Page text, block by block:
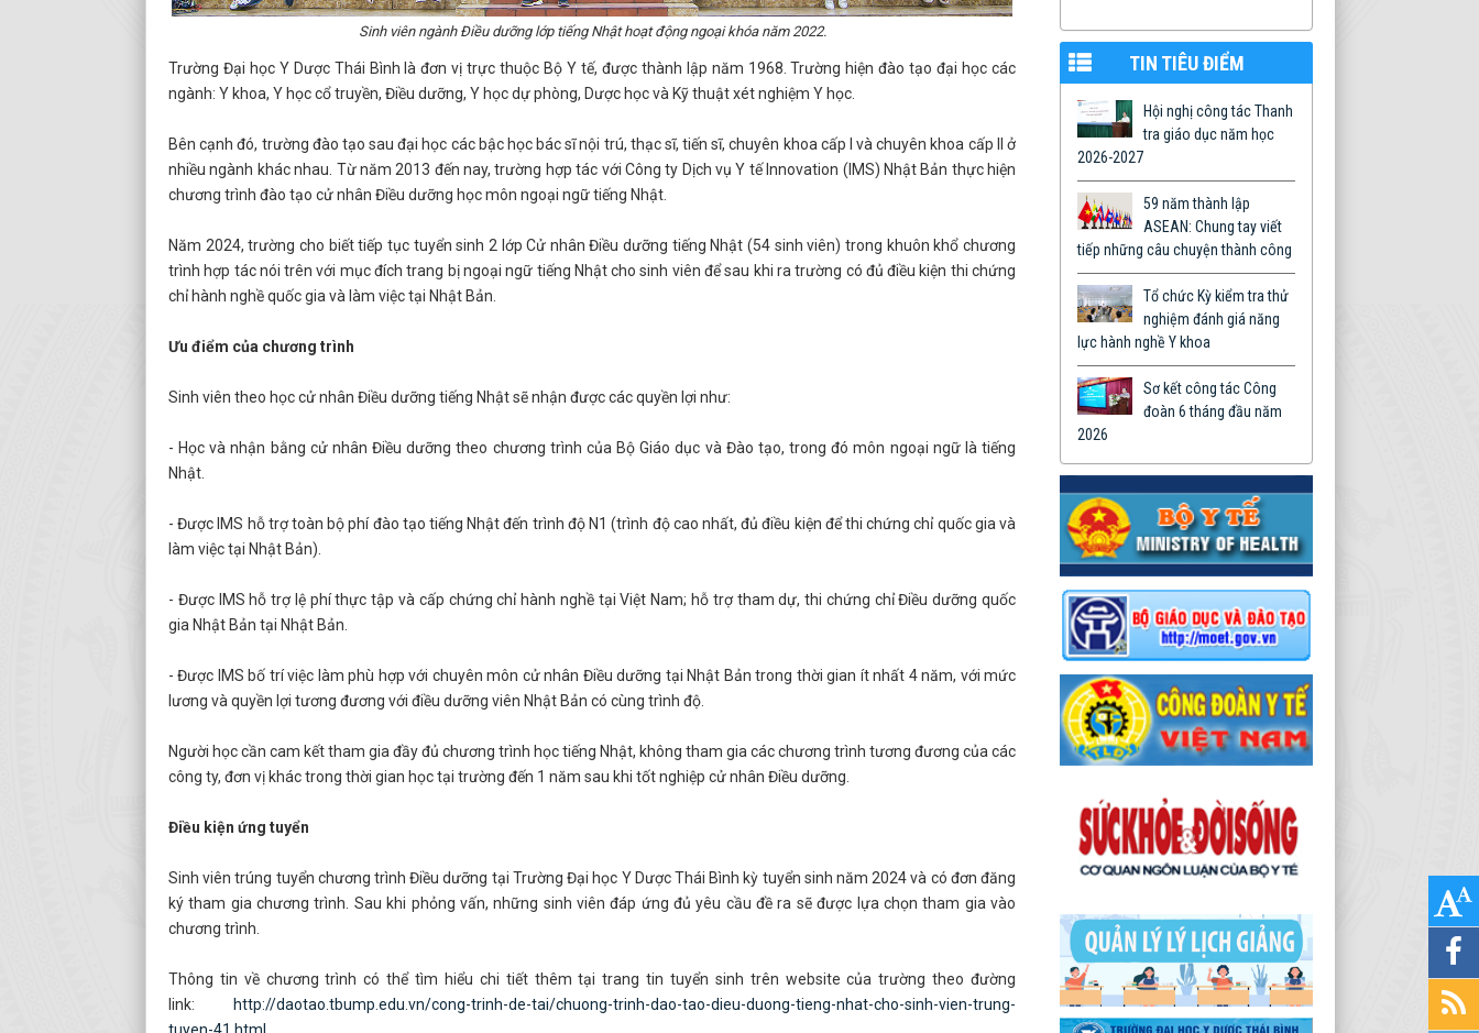
Sinh viên ngành Điều dưỡng lớp tiếng Nhật hoạt động ngoại khóa năm 2022.
Trường Đại học Y Dược Thái Bình là đơn vị trực thuộc Bộ Y tế, được thành lập năm 1968. Trường hiện đào tạo đại học các
ngành: Y khoa, Y học cổ truyền, Điều dưỡng, Y học dự phòng, Dược học và Kỹ thuật xét nghiệm Y học.
Bên cạnh đó, trường đào tạo sau đại học các bậc học bác sĩ nội trú, thạc sĩ, tiến sĩ, chuyên khoa cấp I và chuyên khoa cấp II ở
nhiều ngành khác nhau. Từ năm 2013 đến nay, trường hợp tác với Công ty Dịch vụ Y tế Innovation (IMS) Nhật Bản thực hiện
chương trình đào tạo cử nhân Điều dưỡng học môn ngoại ngữ tiếng Nhật.
Năm 2024, trường cho biết tiếp tục tuyển sinh 2 lớp Cử nhân Điều dưỡng tiếng Nhật (54 sinh viên) trong khuôn khổ chương
trình hợp tác nói trên với mục đích trang bị ngoại ngữ tiếng Nhật cho sinh viên để sau khi ra trường có đủ điều kiện thi chứng
chỉ hành nghề quốc gia và làm việc tại Nhật Bản.
Ưu điểm của chương trình
Sinh viên theo học cử nhân Điều dưỡng tiếng Nhật sẽ nhận được các quyền lợi như:
- Học và nhận bằng cử nhân Điều dưỡng theo chương trình của Bộ Giáo dục và Đào tạo, trong đó môn ngoại ngữ là tiếng
Nhật.
- Được IMS hỗ trợ toàn bộ phí đào tạo tiếng Nhật đến trình độ N1 (trình độ cao nhất, đủ điều kiện để thi chứng chỉ quốc gia và
làm việc tại Nhật Bản).
- Được IMS hỗ trợ lệ phí thực tập và cấp chứng chỉ hành nghề tại Việt Nam; hỗ trợ tham dự, thi chứng chỉ Điều dưỡng quốc
gia Nhật Bản tại Nhật Bản.
- Được IMS bố trí việc làm phù hợp với chuyên môn cử nhân Điều dưỡng tại Nhật Bản trong thời gian ít nhất 4 năm, với mức
lương và quyền lợi tương đương với điều dưỡng viên Nhật Bản có cùng trình độ.
Người học cần cam kết tham gia đầy đủ chương trình học tiếng Nhật, không tham gia các chương trình tương đương của các
công ty, đơn vị khác trong thời gian học tại trường đến 1 năm sau khi tốt nghiệp cử nhân Điều dưỡng.
Điều kiện ứng tuyển
Sinh viên trúng tuyển chương trình Điều dưỡng tại Trường Đại học Y Dược Thái Bình kỳ tuyển sinh năm 2024 và có đơn đăng
ký tham gia chương trình. Sau khi phỏng vấn, những sinh viên đáp ứng đủ yêu cầu đề ra sẽ được lựa chọn tham gia vào
chương trình.
Thông tin về chương trình có thể tìm hiểu chi tiết thêm tại trang tin tuyển sinh trên website của trường theo đường
link:
http://daotao.tbump.edu.vn/cong-trinh-de-tai/chuong-trinh-dao-tao-dieu-duong-tieng-nhat-cho-sinh-vien-trung-
TIN TIÊU ĐIỂM
Hội nghị công tác Thanh
tra giáo dục năm học
2026-2027
59 năm thành lập
ASEAN: Chung tay viết
tiếp những câu chuyện thành công
Tổ chức Kỳ kiểm tra thử
nghiệm đánh giá năng
lực hành nghề Y khoa
Sơ kết công tác Công
đoàn 6 tháng đầu năm
2026